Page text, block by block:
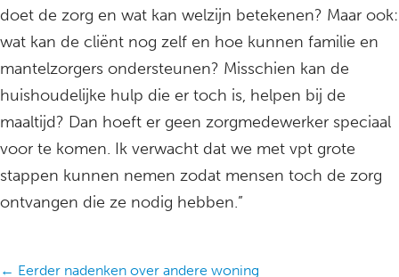
doet de zorg en wat kan welzijn betekenen? Maar ook:
wat kan de cliënt nog zelf en hoe kunnen familie en
mantelzorgers ondersteunen? Misschien kan de
huishoudelijke hulp die er toch is, helpen bij de
maaltijd? Dan hoeft er geen zorgmedewerker speciaal
voor te komen. Ik verwacht dat we met vpt grote
stappen kunnen nemen zodat mensen toch de zorg
ontvangen die ze nodig hebben.”
← Eerder nadenken over andere woning